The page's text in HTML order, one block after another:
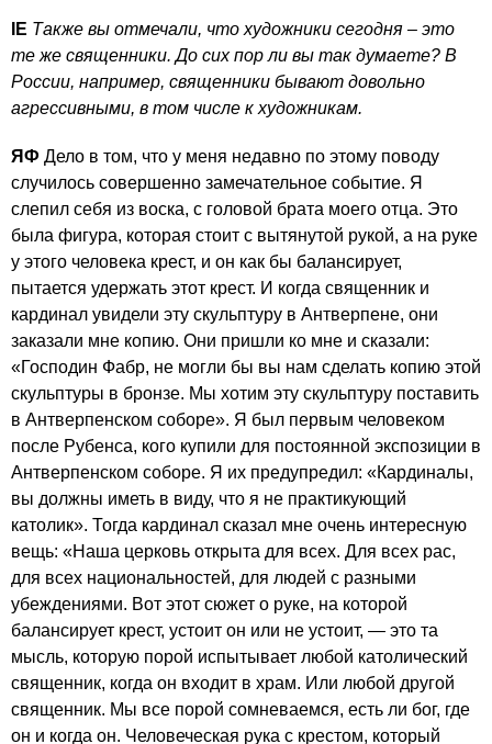
IE Также вы отмечали, что художники сегодня – это
те же священники. До сих пор ли вы так думаете? В
России, например, священники бывают довольно
агрессивными, в том числе к художникам.
ЯФ Дело в том, что у меня недавно по этому поводу
случилось совершенно замечательное событие. Я
слепил себя из воска, с головой брата моего отца. Это
была фигура, которая стоит с вытянутой рукой, а на руке
у этого человека крест, и он как бы балансирует,
пытается удержать этот крест. И когда священник и
кардинал увидели эту скульптуру в Антверпене, они
заказали мне копию. Они пришли ко мне и сказали:
«Господин Фабр, не могли бы вы нам сделать копию этой
скульптуры в бронзе. Мы хотим эту скульптуру поставить
в Антверпенском соборе». Я был первым человеком
после Рубенса, кого купили для постоянной экспозиции в
Антверпенском соборе. Я их предупредил: «Кардиналы,
вы должны иметь в виду, что я не практикующий
католик». Тогда кардинал сказал мне очень интересную
вещь: «Наша церковь открыта для всех. Для всех рас,
для всех национальностей, для людей с разными
убеждениями. Вот этот сюжет о руке, на которой
балансирует крест, устоит он или не устоит, — это та
мысль, которую порой испытывает любой католический
священник, когда он входит в храм. Или любой другой
священник. Мы все порой сомневаемся, есть ли бог, где
он и когда он. Человеческая рука с крестом, который